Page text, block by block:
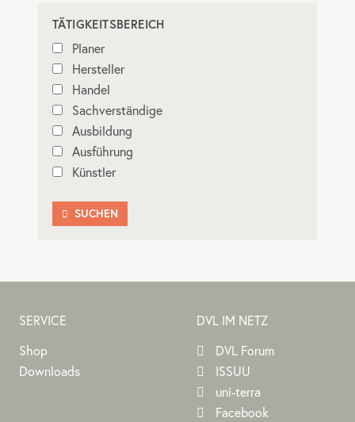
TÄTIGKEITSBEREICH
Planer
Hersteller
Handel
Sachverständige
Ausbildung
Ausführung
Künstler
 SUCHEN
SERVICE
Shop
Downloads
DVL IM NETZ
DVL Forum
ISSUU
uni-terra
Facebook